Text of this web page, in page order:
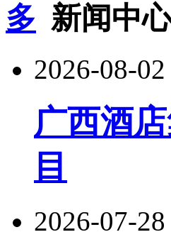
新闻中
2026-08-02
广西酒
目
2026-07-28